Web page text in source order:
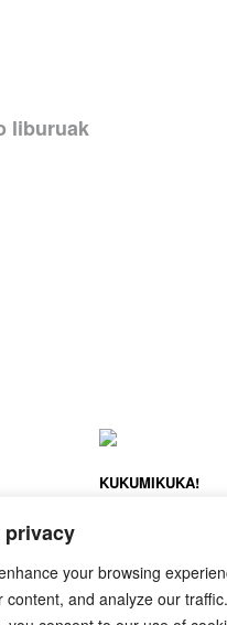
privacy
your browsing
content, and analyze our
liburuak
KUKUMIKUKA!